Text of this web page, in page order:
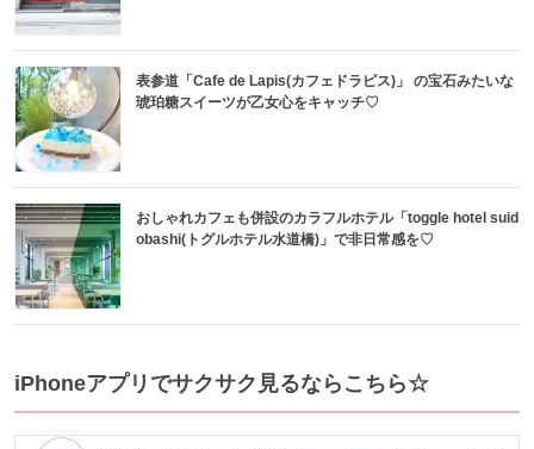
表参道「Cafe de Lapis(カフェドラピス)」 の宝石みたいな
琥珀糖スイーツが乙女心をキャッチ♡
おしゃれカフェも併設のカラフルホテル「toggle hotel suid
obashi(トグルホテル水道橋)」で非日常感を♡
iPhoneアプリでサクサク見るならこちら☆